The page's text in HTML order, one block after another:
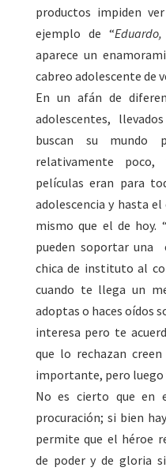
productos impiden
ejemplo de “
aparece un
cabreo adolescente de
En un afán de
adolescentes,
buscan su mundo
relativamente poco,
películas eran para
adolescencia y hasta
mismo que el de hoy.
pueden soportar una
chica de instituto al
cuando te llega un
adoptas o haces oídos
interesa pero te
que lo rechazan
importante, pero luego
No es cierto que en
procuración; si bien
permite que el héroe
de poder y de gloria